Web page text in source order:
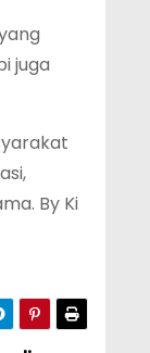
juga
By Ki